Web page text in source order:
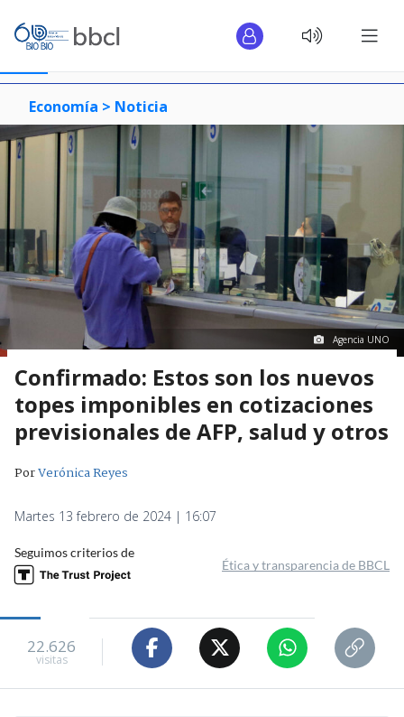
Economía > Noticia
Agencia UNO
Confirmado: Estos son los nuevos
topes imponibles en cotizaciones
previsionales de AFP, salud y otros
PorVerónica Reyes
Martes 13 febrero de 2024 | 16:07
Seguimos criterios de
Ética y transparencia de BBCL
22.626
visitas